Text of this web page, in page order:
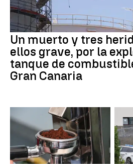
Un muerto y tres
ellos grave, por la
tanque de
Gran Canaria